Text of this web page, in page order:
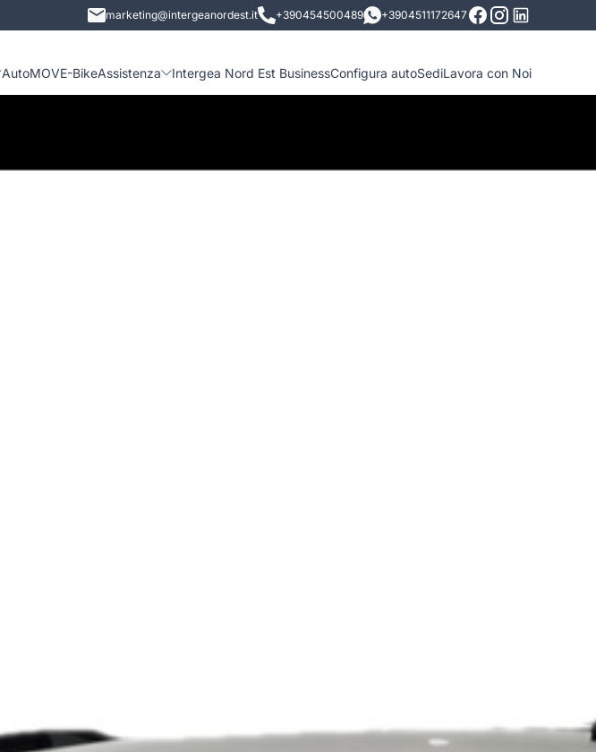
marketing@intergeanordest.it +390454500489 +3904511172647
AutoMOVE-BikeAssistenza Intergea Nord Est BusinessConfigura autoSediLavora con Noi